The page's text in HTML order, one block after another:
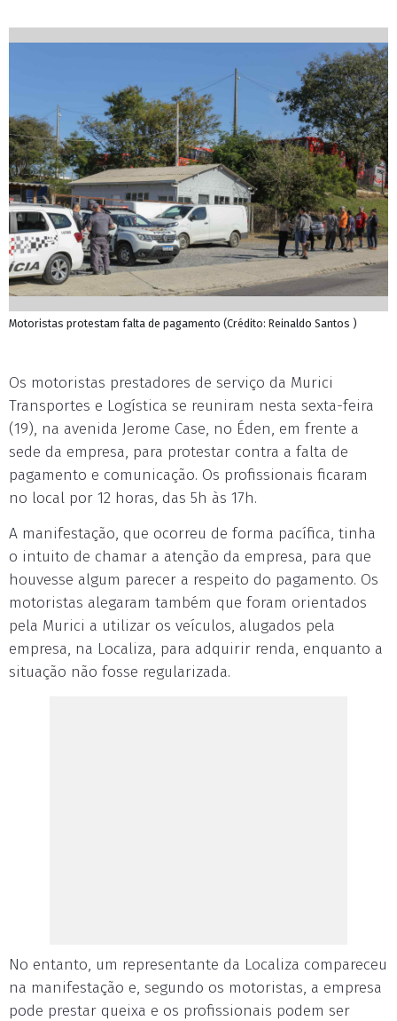
Motoristas protestam falta de pagamento (Crédito: Reinaldo Santos )
Os motoristas prestadores de serviço da Murici
Transportes e Logística se reuniram nesta sexta-feira
(19), na avenida Jerome Case, no Éden, em frente a
sede da empresa, para protestar contra a falta de
pagamento e comunicação. Os profissionais ficaram
no local por 12 horas, das 5h às 17h.
A manifestação, que ocorreu de forma pacífica, tinha
o intuito de chamar a atenção da empresa, para que
houvesse algum parecer a respeito do pagamento. Os
motoristas alegaram também que foram orientados
pela Murici a utilizar os veículos, alugados pela
empresa, na Localiza, para adquirir renda, enquanto a
situação não fosse regularizada.
No entanto, um representante da Localiza compareceu
na manifestação e, segundo os motoristas, a empresa
pode prestar queixa e os profissionais podem ser